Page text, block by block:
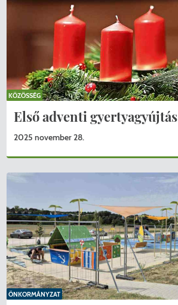
Első adventi gyertyagyújtás
2025 november 28.
KÖZÖSSÉG
ÖNKORMÁNYZAT